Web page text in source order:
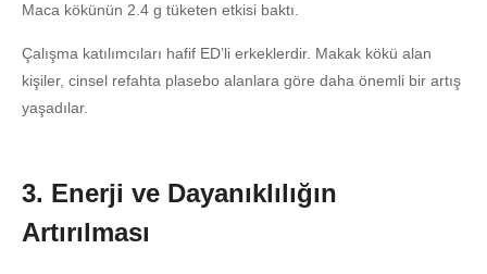
Maca kökünün 2.4 g tüketen etkisi baktı.
Çalışma katılımcıları hafif ED’li erkeklerdir. Makak kökü alan
kişiler, cinsel refahta plasebo alanlara göre daha önemli bir artış
yaşadılar.
3. Enerji ve Dayanıklılığın
Artırılması